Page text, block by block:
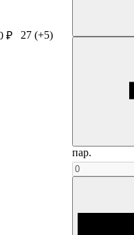
₽ 27 (+5)
пар.